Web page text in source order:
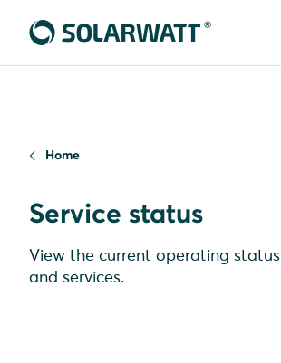
Home
Service status
View the current operating
and services.